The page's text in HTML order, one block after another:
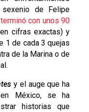
de Felipe
terminó con unos 90
cifras exactas) y
1 de cada 3 quejas
de la Marina o de
y el auge que ha
México, se ha
historias que